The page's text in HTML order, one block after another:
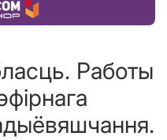
Работы